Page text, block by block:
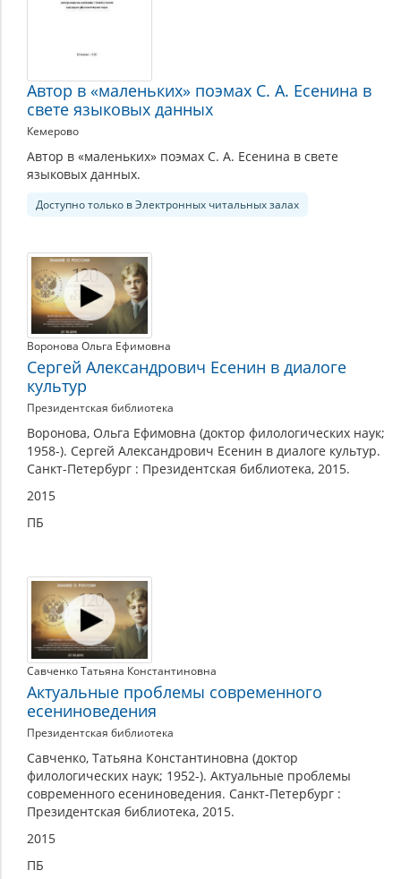
Автор в «маленьких» поэмах С. А. Есенина в
свете языковых данных
Кемерово
Автор в «маленьких» поэмах С. А. Есенина в свете
языковых данных.
Доступно только в Электронных читальных залах
Воронова Ольга Ефимовна
Сергей Александрович Есенин в диалоге
культур
Президентская библиотека
Воронова, Ольга Ефимовна (доктор филологических наук;
1958-). Сергей Александрович Есенин в диалоге культур.
Санкт-Петербург : Президентская библиотека, 2015.
2015
ПБ
Савченко Татьяна Константиновна
Актуальные проблемы современного
есениноведения
Президентская библиотека
Савченко, Татьяна Константиновна (доктор
филологических наук; 1952-). Актуальные проблемы
современного есениноведения. Санкт-Петербург :
Президентская библиотека, 2015.
2015
ПБ